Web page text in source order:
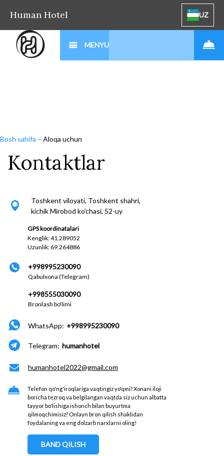
Human Hotel UZ
MENYU
Bosh sahifa – Aloqa uchun
Kontaktlar
Toshkent viloyati, Toshkent shahri,
kichik Mirobod ko'chasi, 52-uy
GPS koordinatalari
Kenglik: 41.289052
Uzunlik: 69.264886
+998995230090
Qabulxona (Telegram)
+998555030090
Bronlash bo'limi
WhatsApp: +998995230090
Telegram: humanhotel
humanhotel2022@gmail.com
Telefon qo'ng'iroqlariga vaqtingiz yo'qmi? Xonani iloji
boricha tezroq va belgilangan vaqtda siz uchun albatta
tayyor bo'lishiga ishonch bilan buyurtma
qilmoqchimisiz? Onlayn bron qilish shaklidan
foydalaning va eng dolzarb narxlarni oling!
BAND QILISH